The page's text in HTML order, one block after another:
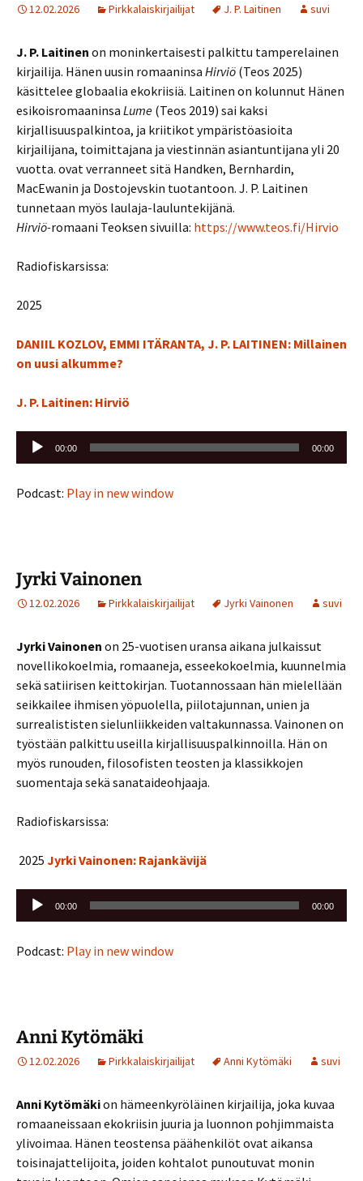
12.02.2026 Pirkkalaiskirjailijat J. P. Laitinen suvi
J. P. Laitinen on moninkertaisesti palkittu tamperelainen
kirjailija. Hänen uusin romaaninsa Hirviö (Teos 2025)
käsittelee globaalia ekokriisiä. Laitinen on kolunnut Hänen
esikoisromaaninsa Lume (Teos 2019) sai kaksi
kirjallisuuspalkintoa, ja kriitikot ympäristöasioita
kirjailijana, toimittajana ja viestinnän asiantuntijana yli 20
vuotta. ovat verranneet sitä Handken, Bernhardin,
MacEwanin ja Dostojevskin tuotantoon. J. P. Laitinen
tunnetaan myös laulaja-lauluntekijänä.
Hirviö-romaani Teoksen sivuilla: https://www.teos.fi/Hirvio
Radiofiskarsissa:
2025
DANIIL KOZLOV, EMMI ITÄRANTA, J. P. LAITINEN: Millainen
on uusi alkumme?
J. P. Laitinen: Hirviö
Äänitoistin
00:00 00:00
Podcast: Play in new window
Jyrki Vainonen
12.02.2026 Pirkkalaiskirjailijat Jyrki Vainonen suvi
Jyrki Vainonen on 25-vuotisen uransa aikana julkaissut
novellikokoelmia, romaaneja, esseekokoelmia, kuunnelmia
sekä satiirisen keittokirjan. Tuotannossaan hän mielellään
seikkailee ihmisen yöpuolella, piilotajunnan, unien ja
surrealististen sielunliikkeiden valtakunnassa. Vainonen on
työstään palkittu useilla kirjallisuuspalkinnoilla. Hän on
myös runouden, filosofisten teosten ja klassikkojen
suomentaja sekä sanataideohjaaja.
Radiofiskarsissa:
2025 Jyrki Vainonen: Rajankävijä
Äänitoistin
00:00 00:00
Podcast: Play in new window
Anni Kytömäki
12.02.2026 Pirkkalaiskirjailijat Anni Kytömäki suvi
Anni Kytömäkion hämeenkyröläinen kirjailija, joka kuvaa
romaaneissaan ekokriisin juuria ja luonnon pohjimmaista
ylivoimaa. Hänen teostensa päähenkilöt ovat aikansa
toisinajattelijoita, joiden kohtalot punoutuvat monin